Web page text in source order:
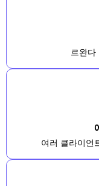
르완다
여러 클라이언